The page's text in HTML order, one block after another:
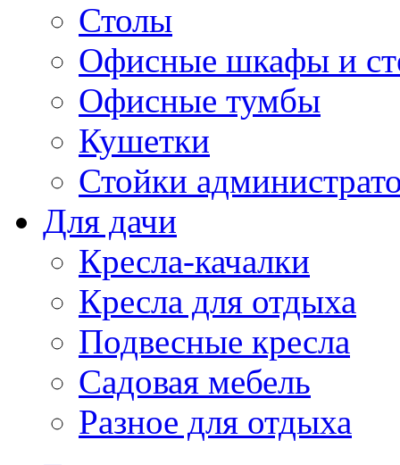
Столы
Офисные шкафы и
Офисные тумбы
Кушетки
Стойки
Для дачи
Кресла-качалки
Кресла для отдыха
Подвесные кресла
Садовая мебель
Разное для отдыха